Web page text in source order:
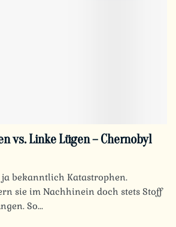
vs. Linke Lügen – Chernobyl
bekanntlich Katastrophen.
sie im Nachhinein doch stets Stoff
So...